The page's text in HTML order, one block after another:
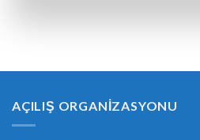
AÇILIŞ ORGANIZASYONU